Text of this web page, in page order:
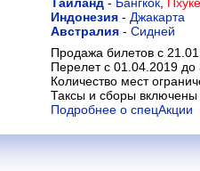
Индонезия - Джакарта
Австралия - Сидней
Продажа билетов с
Перелет с 01.04.2019 до
Количество мест
Таксы и сборы включены
Подробнее о спецАкции